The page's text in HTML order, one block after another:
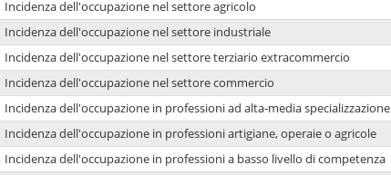
Incidenza dell'occupazione nel settore agricolo
Incidenza dell'occupazione nel settore industriale
Incidenza dell'occupazione nel settore terziario extracommercio
Incidenza dell'occupazione nel settore commercio
Incidenza dell'occupazione in professioni ad alta-media specializzazione
Incidenza dell'occupazione in professioni artigiane, operaie o agricole
Incidenza dell'occupazione in professioni a basso livello di competenza